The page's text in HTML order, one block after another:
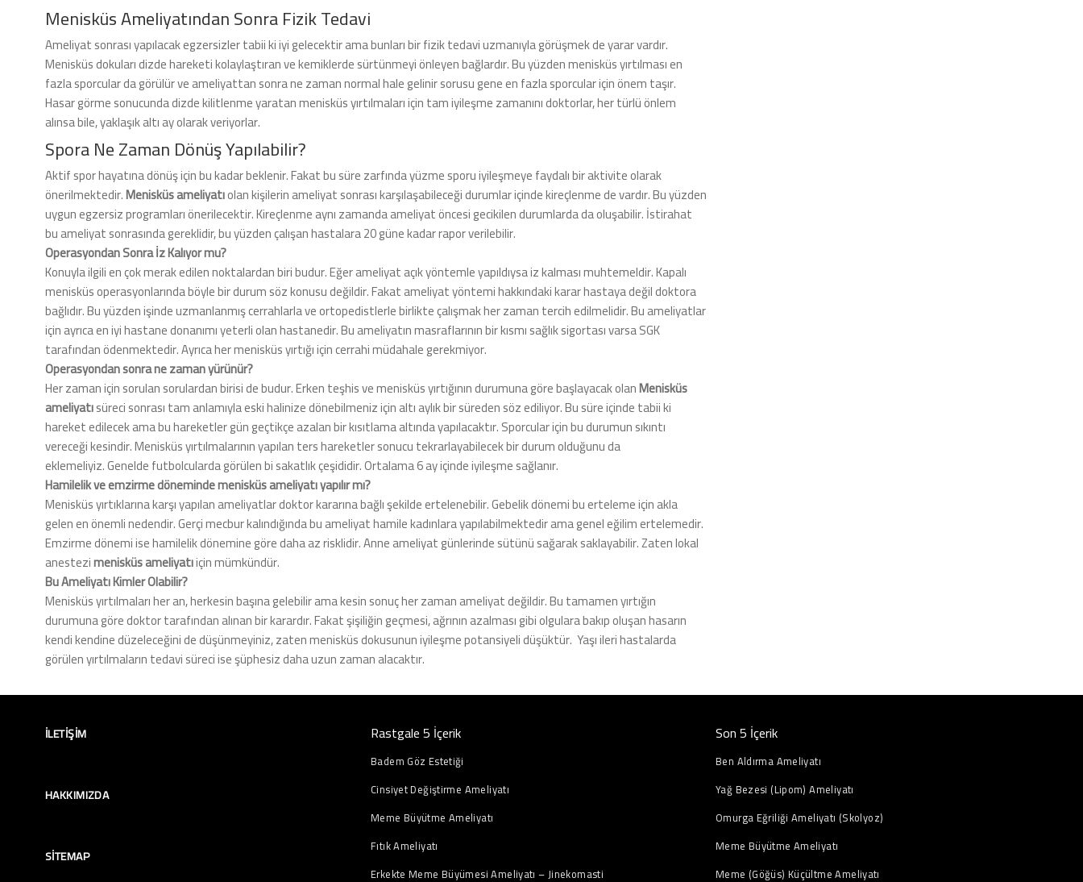
Menisküs Ameliyatından Sonra Fizik Tedavi
Ameliyat sonrası yapılacak egzersizler tabii ki iyi gelecektir ama bunları bir fizik tedavi uzmanıyla görüşmek de yarar vardır.
Menisküs dokuları dizde hareketi kolaylaştıran ve kemiklerde sürtünmeyi önleyen bağlardır. Bu yüzden menisküs yırtılması en
fazla sporcular da görülür ve ameliyattan sonra ne zaman normal hale gelinir sorusu gene en fazla sporcular için önem taşır.
Hasar görme sonucunda dizde kilitlenme yaratan menisküs yırtılmaları için tam iyileşme zamanını doktorlar, her türlü önlem
alınsa bile, yaklaşık altı ay olarak veriyorlar.
Spora Ne Zaman Dönüş Yapılabilir?
Aktif spor hayatına dönüş için bu kadar beklenir. Fakat bu süre zarfında yüzme sporu iyileşmeye faydalı bir aktivite olarak
önerilmektedir.Menisküs ameliyatıolan kişilerin ameliyat sonrası karşılaşabileceği durumlar içinde kireçlenme de vardır. Bu yüzden
uygun egzersiz programları önerilecektir. Kireçlenme aynı zamanda ameliyat öncesi gecikilen durumlarda da oluşabilir. İstirahat
bu ameliyat sonrasında gereklidir, bu yüzden çalışan hastalara 20 güne kadar rapor verilebilir.
Operasyondan Sonra İz Kalıyor mu?
Konuyla ilgili en çok merak edilen noktalardan biri budur. Eğer ameliyat açık yöntemle yapıldıysa iz kalması muhtemeldir. Kapalı
menisküs operasyonlarında böyle bir durum söz konusu değildir. Fakat ameliyat yöntemi hakkındaki karar hastaya değil doktora
bağlıdır. Bu yüzden işinde uzmanlanmış cerrahlarla ve ortopedistlerle birlikte çalışmak her zaman tercih edilmelidir. Bu ameliyatlar
için ayrıca en iyi hastane donanımı yeterli olan hastanedir. Bu ameliyatın masraflarının bir kısmı sağlık sigortası varsa SGK
tarafından ödenmektedir. Ayrıca her menisküs yırtığı için cerrahi müdahale gerekmiyor.
Operasyondan sonra ne zaman yürünür?
Her zaman için sorulan sorulardan birisi de budur. Erken teşhis ve menisküs yırtığının durumuna göre başlayacak olanMenisküs
ameliyatısüreci sonrası tam anlamıyla eski halinize dönebilmeniz için altı aylık bir süreden söz ediliyor. Bu süre içinde tabii ki
hareket edilecek ama bu hareketler gün geçtikçe azalan bir kısıtlama altında yapılacaktır. Sporcular için bu durumun sıkıntı
vereceği kesindir. Menisküs yırtılmalarının yapılan ters hareketler sonucu tekrarlayabilecek bir durum olduğunu da
eklemeliyiz.Genelde futbolcularda görülen bi sakatlık çeşididir. Ortalama 6 ay içinde iyileşme sağlanır.
Hamilelik ve emzirme döneminde menisküs ameliyatı yapılır mı?
Menisküs yırtıklarına karşı yapılan ameliyatlar doktor kararına bağlı şekilde ertelenebilir. Gebelik dönemi bu erteleme için akla
gelen en önemli nedendir. Gerçi mecbur kalındığında bu ameliyat hamile kadınlara yapılabilmektedir ama genel eğilim ertelemedir.
Emzirme dönemi ise hamilelik dönemine göre daha az risklidir. Anne ameliyat günlerinde sütünü sağarak saklayabilir. Zaten lokal
anestezimenisküs ameliyatıiçin mümkündür.
Bu Ameliyatı Kimler Olabilir?
Menisküs yırtılmaları her an, herkesin başına gelebilir ama kesin sonuç her zaman ameliyat değildir. Bu tamamen yırtığın
durumuna göre doktor tarafından alınan bir karardır. Fakat şişiliğin geçmesi, ağrının azalması gibi olgulara bakıp oluşan hasarın
kendi kendine düzeleceğini de düşünmeyiniz, zaten menisküs dokusunun iyileşme potansiyeli düşüktür. Yaşı ileri hastalarda
görülen yırtılmaların tedavi süreci ise şüphesiz daha uzun zaman alacaktır.
İLETIŞIM
HAKKIMIZDA
SITEMAP
Rastgale 5 İçerik
Badem Göz Estetiği
Cinsiyet Değiştirme Ameliyatı
Meme Büyütme Ameliyatı
Fıtık Ameliyatı
Erkekte Meme Büyümesi Ameliyatı – Jinekomasti
Son 5 İçerik
Ben Aldırma Ameliyatı
Yağ Bezesi (Lipom) Ameliyatı
Omurga Eğriliği Ameliyatı (Skolyoz)
Meme Büyütme Ameliyatı
Meme (Göğüs) Küçültme Ameliyatı